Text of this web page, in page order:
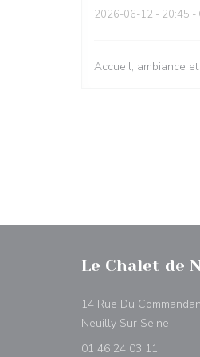
2026-06-12 - 20:45 -
Accueil, ambiance
Le Chalet de
14 Rue Du
Neuilly Sur Seine
01 46 24 03 11